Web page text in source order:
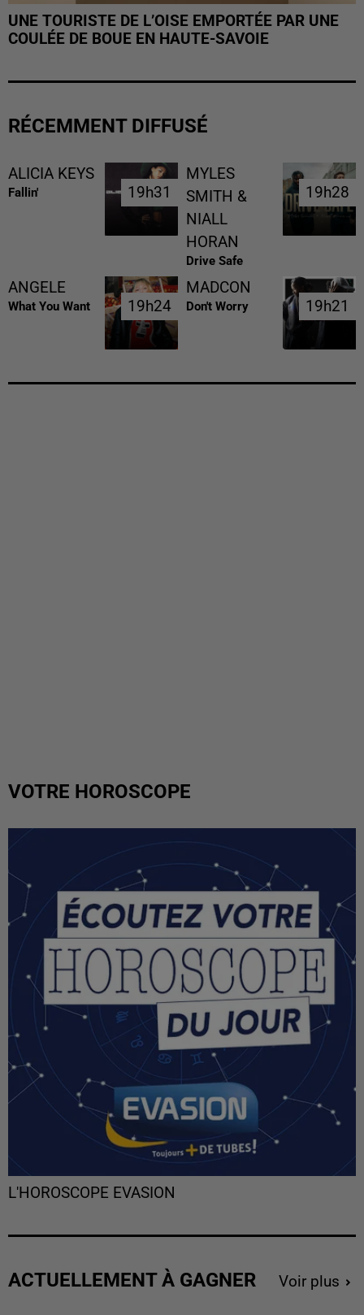
UNE TOURISTE DE L’OISE EMPORTÉE PAR UNE
COULÉE DE BOUE EN HAUTE-SAVOIE
RÉCEMMENT DIFFUSÉ
ALICIA KEYS
Fallin' 19h31
19h31
MYLES
SMITH &
NIALL
HORAN
Drive Safe
19h28
19h28
ANGELE
What You Want 19h24
19h24
MADCON
Don't Worry 19h21
19h21
VOTRE HOROSCOPE
L'HOROSCOPE EVASION
ACTUELLEMENT À GAGNER Voir plus